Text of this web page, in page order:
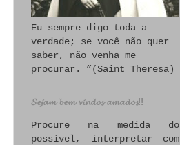
Eu sempre digo toda a
verdade; se você não quer
saber, não venha me
procurar. ”(Saint Theresa)
𝓢𝓮𝓳𝓪𝓶 𝓫𝓮𝓶 𝓿𝓲𝓷𝓭𝓸𝓼 𝓪𝓶𝓪𝓭𝓸𝓼!!
Procure na medida do
possível, interpretar com